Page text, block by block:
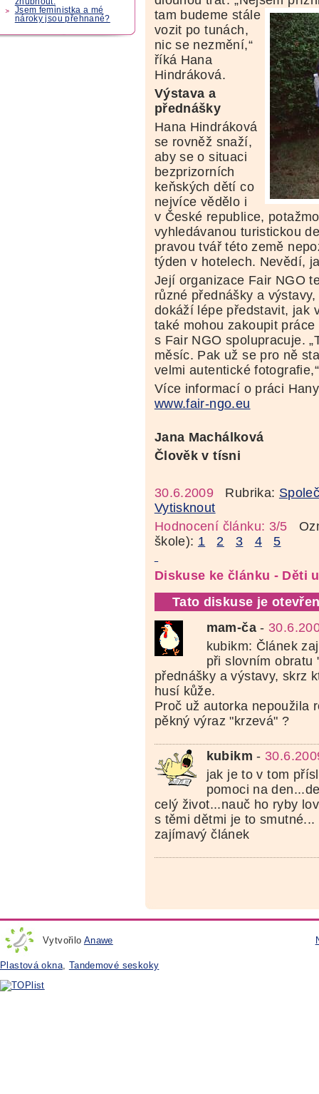
Jsem feministka a mé
nároky jsou přehnané?
tam budeme stále
vozit po tunách,
nic se nezmění,“
říká Hana
Hindráková.
Výstava a
přednášky
Hana Hindráková
se rovněž snaží,
aby se o situaci
bezprizorních
keňských dětí co
nejvíce vědělo i
v České republice,
vyhledávanou turistickou
pravou tvář této země
týden v hotelech. Nevědí,
Její organizace Fair NGO
různé přednášky a
dokáží lépe představit, jak
také mohou zakoupit
s Fair NGO spolupracuje.
měsíc. Pak už se pro ně
velmi autentické
Více informací o práci
www.fair-ngo.eu
Jana Machálková
Člověk v tísni
30.6.2009 Rubrika:
Vytisknout
Hodnocení článku: 3/5
škole): 1 2 3 4 5
Diskuse ke článku - Děti
Tato diskuse je
mam-ča-
kubikm: Článek
při slovním obratu
přednášky a výstavy, skrz
husí kůže.
Proč už autorka nepoužila
pěkný výraz "krzevá" ?
kubikm -
jak je to v tom
pomoci na
celý život...nauč ho ryby
s těmi dětmi je to smutné...
zajímavý článek
Vytvořilo Anawe
Plastová okna Tandemové seskoky